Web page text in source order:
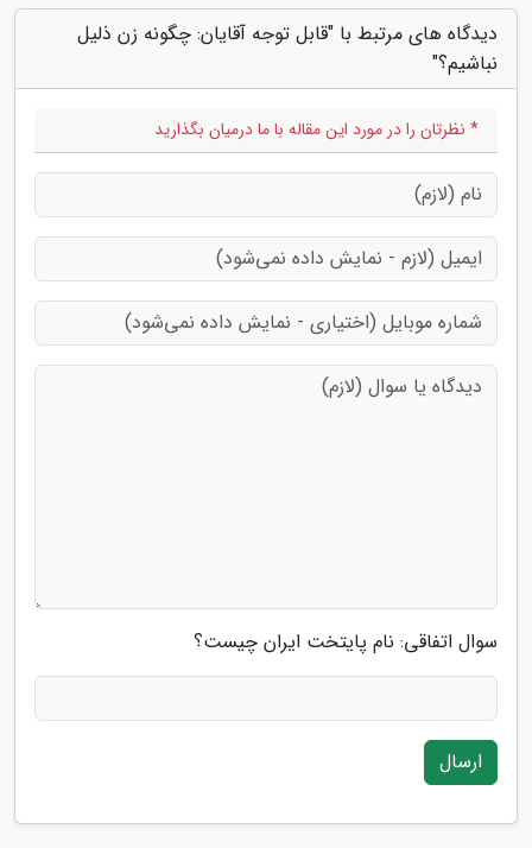
دیدگاه های مرتبط با "قابل توجه آقایان: چگونه زن ذلیل
نباشیم؟"
* نظرتان را در مورد این مقاله با ما درمیان بگذارید
سوال اتفاقی: نام پایتخت ایران چیست؟
ارسال